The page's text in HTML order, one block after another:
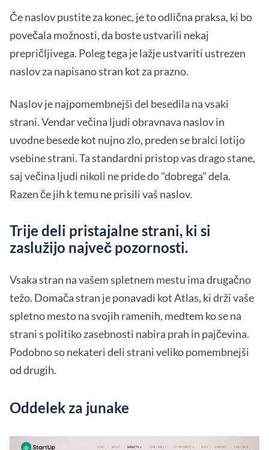
Če naslov pustite za konec, je to odlična praksa, ki bo
povečala možnosti, da boste ustvarili nekaj
prepričljivega. Poleg tega je lažje ustvariti ustrezen
naslov za napisano stran kot za prazno.
Naslov je najpomembnejši del besedila na vsaki
strani. Vendar večina ljudi obravnava naslov in
uvodne besede kot nujno zlo, preden se bralci lotijo
vsebine strani. Ta standardni pristop vas drago stane,
saj večina ljudi nikoli ne pride do "dobrega" dela.
Razen če jih k temu ne prisili vaš naslov.
Trije deli pristajalne strani, ki si
zaslužijo največ pozornosti.
Vsaka stran na vašem spletnem mestu ima drugačno
težo. Domača stran je ponavadi kot Atlas, ki drži vaše
spletno mesto na svojih ramenih, medtem ko se na
strani s politiko zasebnosti nabira prah in pajčevina.
Podobno so nekateri deli strani veliko pomembnejši
od drugih.
Oddelek za junake